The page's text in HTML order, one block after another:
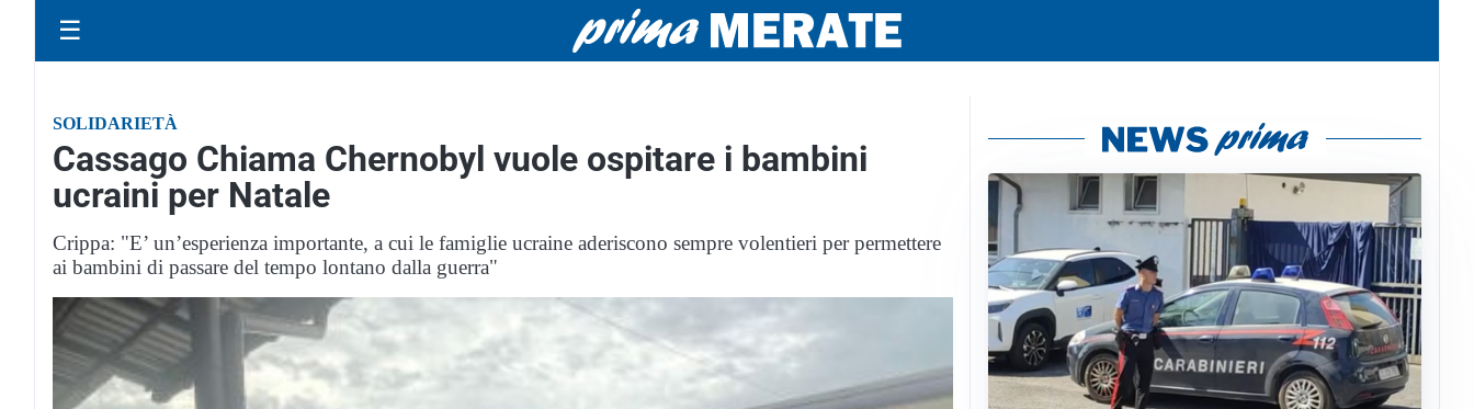
☰
SOLIDARIETÀ
Cassago Chiama Chernobyl vuole ospitare i bambini
ucraini per Natale
Crippa: "E’ un’esperienza importante, a cui le famiglie ucraine aderiscono sempre volentieri per permettere
ai bambini di passare del tempo lontano dalla guerra"